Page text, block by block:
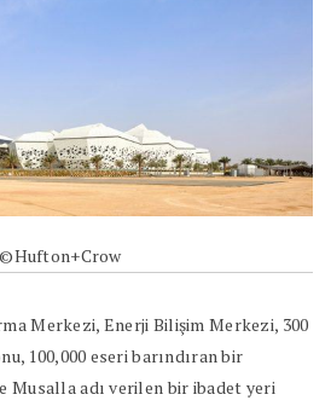
©Hufton+Crow
Merkezi, Enerji Bilişim Merkezi, 300
100,000 eseri barındıran bir
Musalla adı verilen bir ibadet yeri